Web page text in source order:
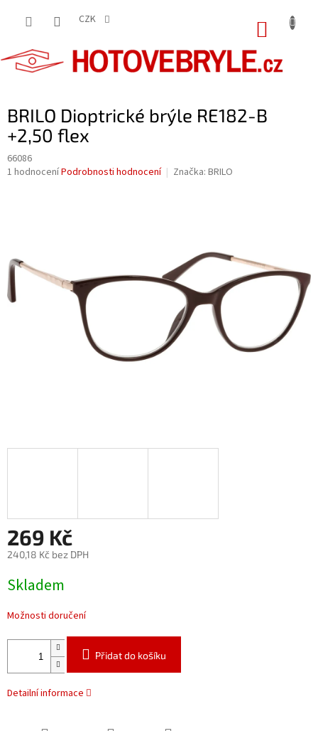
CZK
BRILO Dioptrické brýle RE182-B
+2,50 flex
66086
Průměrné
hvězdiček.
1 hodnoceníPodrobnosti hodnocení Značka: BRILO
269 Kč
240,18 Kč bez DPH
cena:
Skladem
Možnosti doručení
Přidat do košíku
Detailní informace